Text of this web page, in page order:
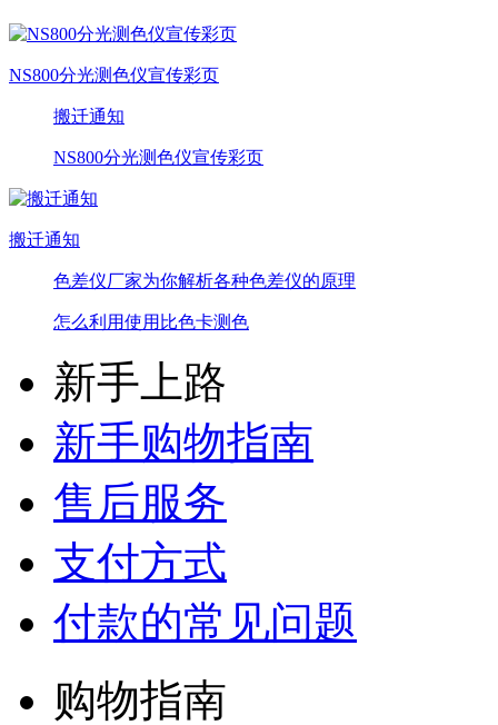
NS800分光测色仪宣传彩页
搬迁通知
NS800分光测色仪宣传彩页
搬迁通知
色差仪厂家为你解析各种色差仪的原理
怎么利用使用比色卡测色
新手上路
新手购物指南
售后服务
支付方式
付款的常见问题
购物指南